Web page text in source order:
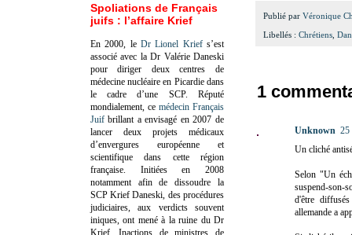
Publié par Véronique
Libellés : Chrétiens,
1
Unknown 25
Un cliché
Selon "Un
suspend-son-
d'être
allemande a
Spoliations de Français
juifs : l’affaire Krief
En 2000, le Dr Lionel Kriefs’est
associé avec la Dr Valérie Daneski
pour diriger deux centres de
médecine nucléaire en Picardie dans
le cadre d’une SCP. Réputé
mondialement, ce médecin Français
Juif brillant a envisagé en 2007 de
lancer deux projets médicaux
d’envergures européenne et
scientifique dans cette région
française. Initiées en 2008
notamment afin de dissoudre la
SCP Krief Daneski, des procédures
judiciaires, aux verdicts souvent
iniques, ont mené à la ruine du Dr
Krief.Inactions de ministres de